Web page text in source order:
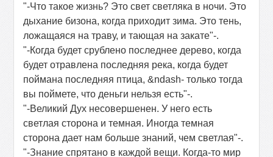
"-Что такое жизнь? Это свет светляка в ночи. Это
дыхание бизона, когда приходит зима. Это тень,
ложащаяся на траву, и тающая на закате"-.
"-Когда будет срублено последнее дерево, когда
будет отравлена последняя река, когда будет
поймана последняя птица, &ndash- только тогда
вы поймете, что деньги нельзя есть"-.
"-Великий Дух несовершенен. У него есть
светлая сторона и темная. Иногда темная
сторона дает нам больше знаний, чем светлая"-.
"-Знание спрятано в каждой вещи. Когда-то мир